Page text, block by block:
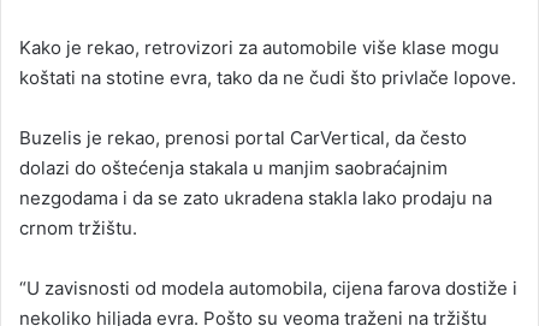
Kako je rekao, retrovizori za automobile više klase mogu
koštati na stotine evra, tako da ne čudi što privlače lopove.
Buzelis je rekao, prenosi portal CarVertical, da često
dolazi do oštećenja stakala u manjim saobraćajnim
nezgodama i da se zato ukradena stakla lako prodaju na
crnom tržištu.
“U zavisnosti od modela automobila, cijena farova dostiže i
nekoliko hiljada evra. Pošto su veoma traženi na tržištu